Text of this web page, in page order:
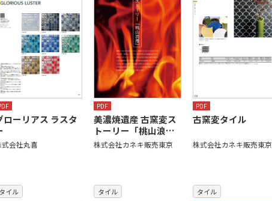
ローリアス ラスタ
式会社丸喜
PDF
美濃焼遺産 古窯変ス
トーリー「桃山浪…
株式会社カネキ販売東京
PDF
古窯変タイル
株式会社カネキ販売東京
タイル タイル タイル